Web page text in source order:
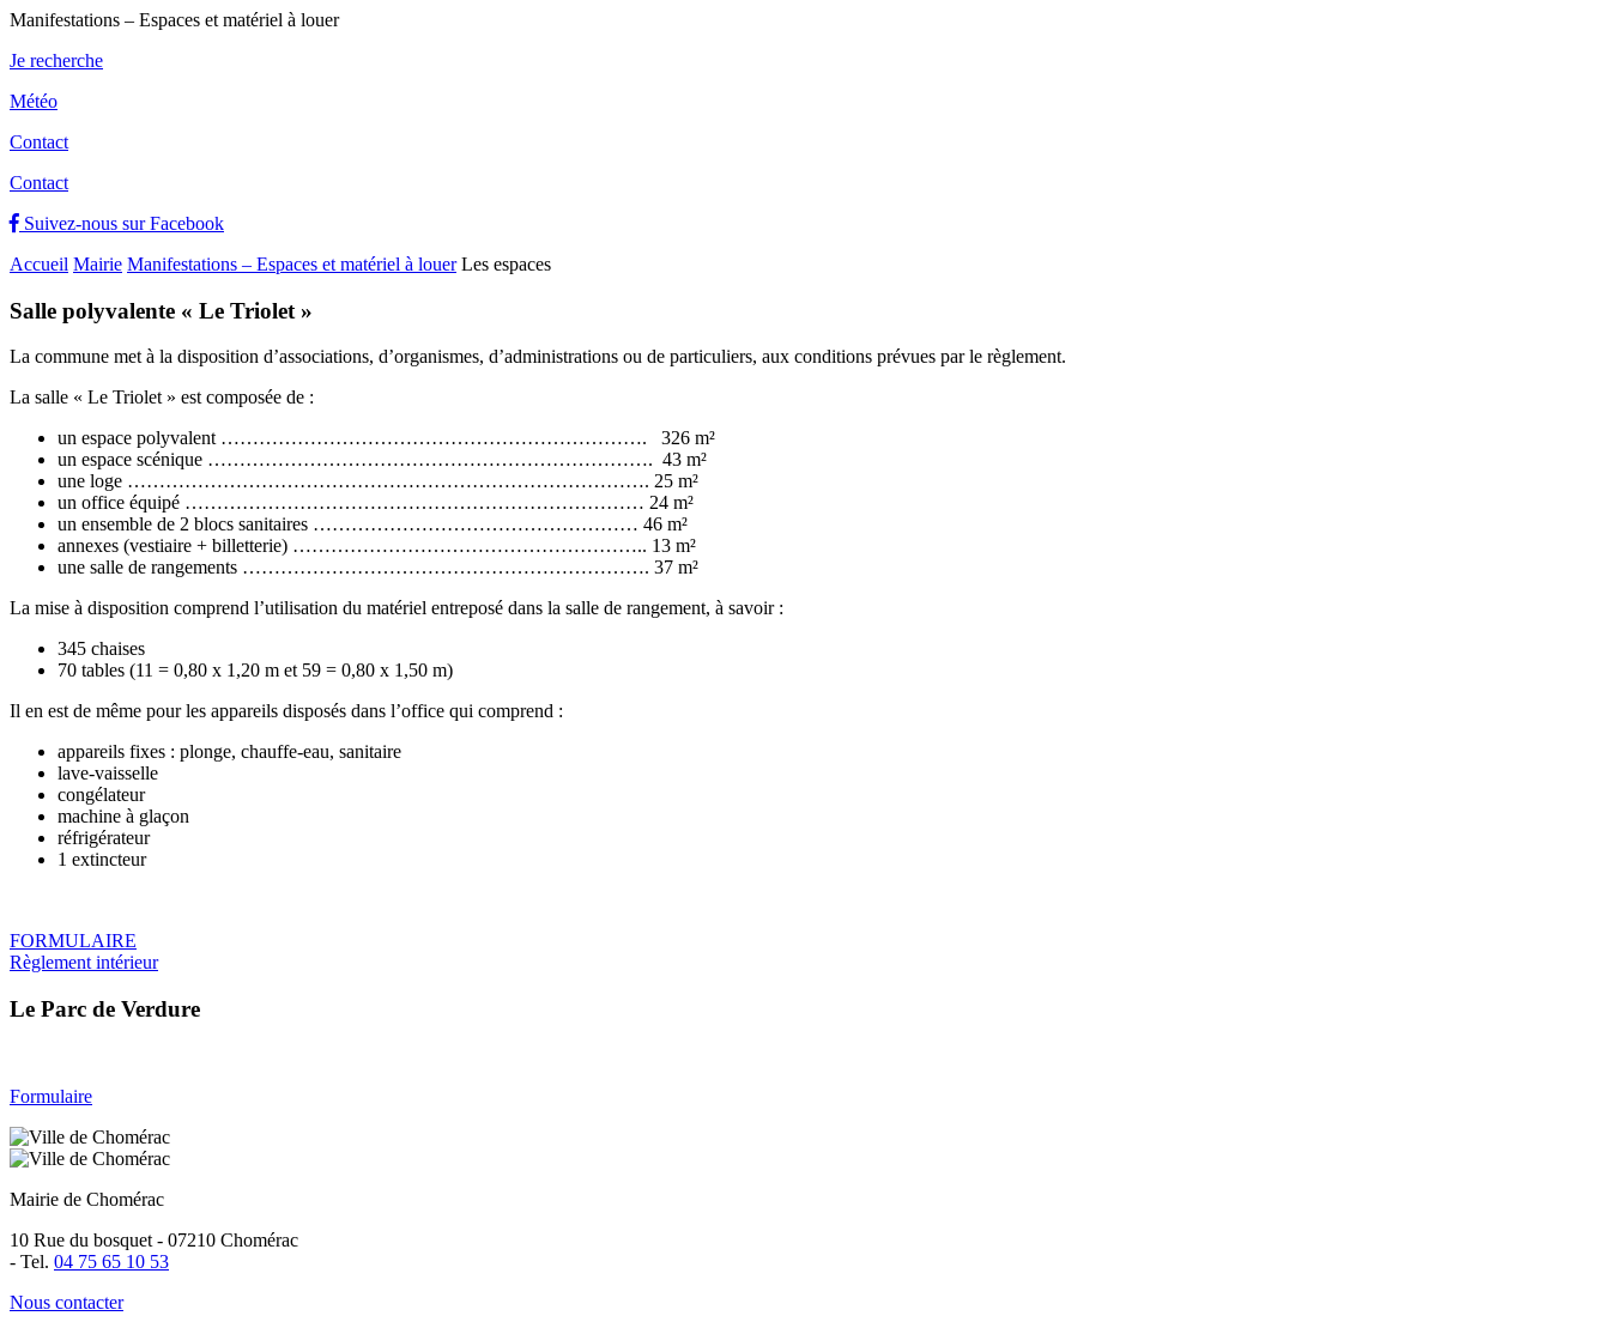
Manifestations – Espaces et matériel à louer
Je recherche
Météo
Contact
Contact
Suivez-nous sur Facebook
Accueil Mairie Manifestations – Espaces et matériel à louer Les espaces
Salle polyvalente « Le Triolet »
La commune met à la disposition d’associations, d’organismes, d’administrations ou de particuliers, aux conditions prévues par le règlement.
La salle « Le Triolet » est composée de :
un espace polyvalent …………………………………………………………. 326 m²
un espace scénique ……………………………………………………………. 43 m²
une loge ………………………………………………………………………. 25 m²
un office équipé ……………………………………………………………… 24 m²
un ensemble de 2 blocs sanitaires …………………………………………… 46 m²
annexes (vestiaire + billetterie) ……………………………………………….. 13 m²
une salle de rangements ………………………………………………………. 37 m²
La mise à disposition comprend l’utilisation du matériel entreposé dans la salle de rangement, à savoir :
345 chaises
70 tables (11 = 0,80 x 1,20 m et 59 = 0,80 x 1,50 m)
Il en est de même pour les appareils disposés dans l’office qui comprend :
appareils fixes : plonge, chauffe-eau, sanitaire
lave-vaisselle
congélateur
machine à glaçon
réfrigérateur
1 extincteur
FORMULAIRE
Règlement intérieur
Le Parc de Verdure
Formulaire
Mairie de Chomérac
10 Rue du bosquet - 07210 Chomérac
- Tel. 04 75 65 10 53
Nous contacter